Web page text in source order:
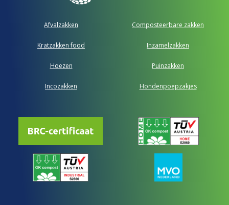
Afvalzakken Composteerbare zakken
Kratzakken food Inzamelzakken
Hoezen Puinzakken
Incozakken Hondenpoepzakjes